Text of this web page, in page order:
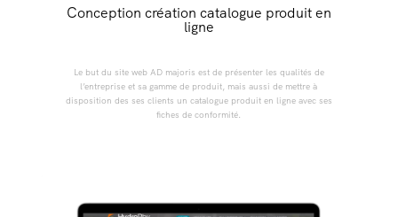
Conception création catalogue produit en
ligne
Le but du site web AD majoris est de présenter les qualités de
l’entreprise et sa gamme de produit, mais aussi de mettre à
disposition des ses clients un catalogue produit en ligne avec ses
fiches de conformité.